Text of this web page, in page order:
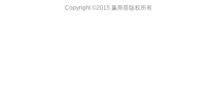
Copyright ©2015 赢商荟版权所有